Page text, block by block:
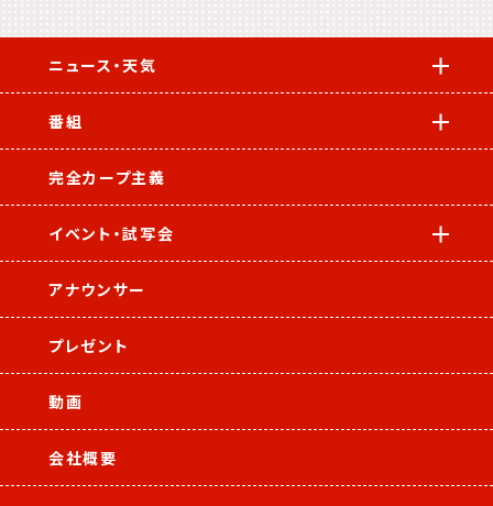
ニュース・天気
番組
完全カープ主義
イベント・試写会
アナウンサー
プレゼント
動画
会社概要